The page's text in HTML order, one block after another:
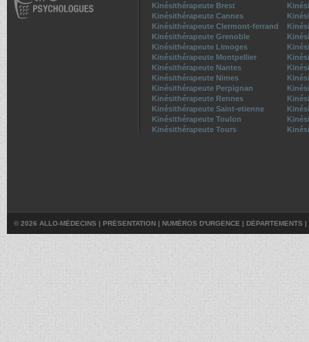
Kinésithérapeute Brest
Kinésithérapeute Cannes
Kinésithérapeute Clermont-ferrand
Kinésithérapeute Grenoble
Kinésithérapeute Limoges
Kinésithérapeute Montpellier
Kinésithérapeute Nantes
Kinésithérapeute Nimes
Kinésithérapeute Perpignan
Kinésithérapeute Rennes
Kinésithérapeute Saint-etienne
Kinésithérapeute Toulon
Kinésithérapeute Tours
© 2026 ALLO-MÉDECINS | PRÉSENTATION | NUMÉROS D'URGENCE | DÉPARTEMENTS |